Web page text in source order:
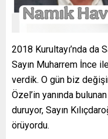
2018 Kurultayı’nda da
Sayın Muharrem İnce
verdik. O gün biz
Özel’in yanında
duruyor, Sayın
örüyordu.